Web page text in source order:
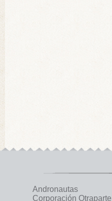
Andronautas
Corporación Otraparte